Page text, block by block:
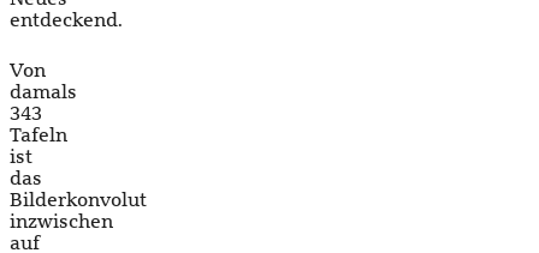
entdeckend.
Von
damals
343
Tafeln
ist
das
Bilderkonvolut
inzwischen
auf